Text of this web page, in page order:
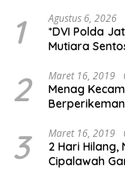
1 Agustus 6, 2026
*DVI Polda
Mutiara
2 Maret 16, 2019
Menag
3 Maret 16, 2019
2 Hari Hilang,
Cipalawah